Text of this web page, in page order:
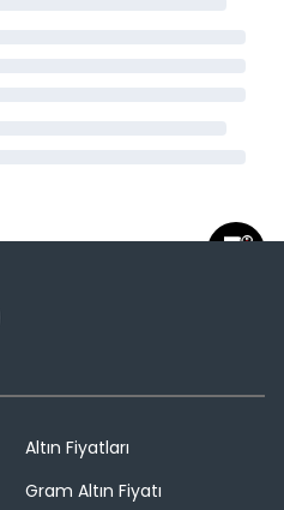
Altın Fiyatları
Gram Altın Fiyatı